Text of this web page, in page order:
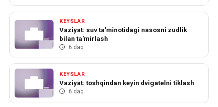
KEYSLAR
Vaziyat: suv ta'minotidagi nasosni zudlik
bilan ta'mirlash
6 daq
KEYSLAR
Vaziyat: toshqindan keyin dvigatelni tiklash
6 daq